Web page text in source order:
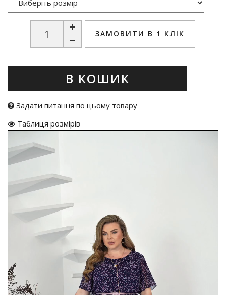
ЗАМОВИТИ В 1 КЛІК
В КОШИК
Задати питання по цьому товару
Таблиця розмірів